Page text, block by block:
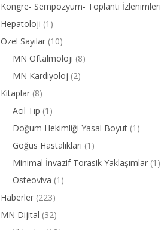
Kongre- Sempozyum- Toplantı İzlenimleri
Hepatoloji (1)
Özel Sayılar (10)
MN Oftalmoloji (8)
MN Kardiyoloj (2)
Kitaplar (8)
Acil Tıp (1)
Doğum Hekimliği Yasal Boyut (1)
Göğüs Hastalıkları (1)
Minimal İnvazif Torasik Yaklaşımlar (1)
Osteoviva (1)
Haberler (223)
MN Dijital (32)